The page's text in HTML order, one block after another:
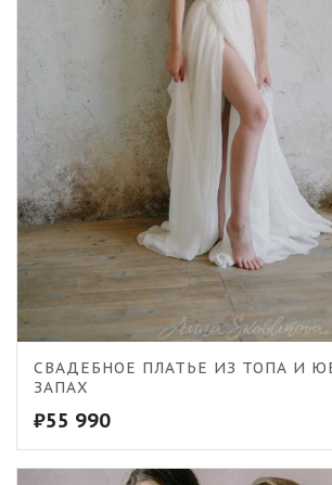
СВАДЕБНОЕ ПЛАТЬЕ ИЗ ТОПА И
ЗАПАХ
₽55 990